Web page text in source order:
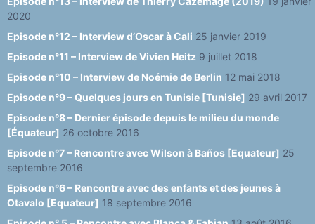
2020
Episode n°12 – Interview d’Oscar à Cali 25 janvier 2019
Episode n°11 – Interview de Vivien Heitz 9 juillet 2018
Episode n°10 – Interview de Noémie de Berlin 12 mai 2018
Episode n°9 – Quelques jours en Tunisie [Tunisie] 29 avril 2017
Episode n°8 – Dernier épisode depuis le milieu du monde
[Équateur] 26 octobre 2016
Episode n°7 – Rencontre avec Wilson à Baños [Equateur] 25
septembre 2016
Episode n°6 – Rencontre avec des enfants et des jeunes à
Otavalo [Equateur] 18 septembre 2016